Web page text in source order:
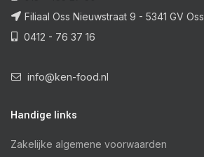
Filiaal Oss Nieuwstraat 9 - 5341 GV Oss
0412 - 76 37 16
info@ken-food.nl
Handige links
Zakelijke algemene voorwaarden